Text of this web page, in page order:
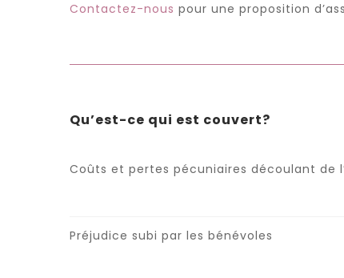
Contactez-nous pour une proposition
Qu’est-ce qui est couvert?
Coûts et pertes pécuniaires découlant de
Préjudice subi par les bénévoles